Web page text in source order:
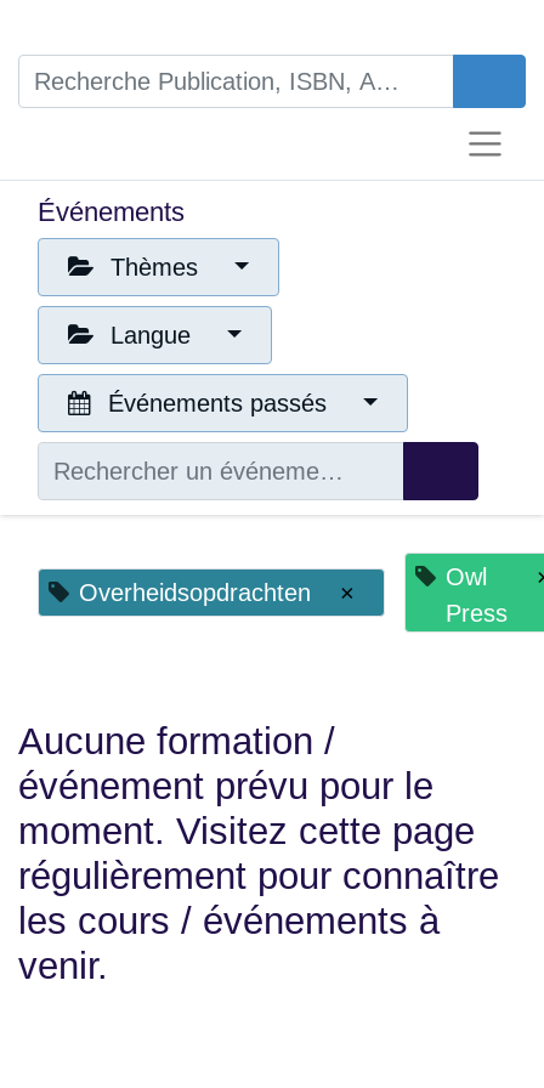
Événements
Thèmes
Langue
Événements passés
Overheidsopdrachten ×
Owl
Press
événement prévu pour le
moment. Visitez cette
page régulièrement pour
connaître les cours /
événements à venir.